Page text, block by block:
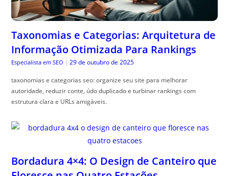
Taxonomias e Categorias: Arquitetura de
Informação Otimizada Para Rankings
Especialista em SEO | 29 de outubro de 2025
taxonomias e categorias seo: organize seu site para melhorar
autoridade, reduzir conte, údo duplicado e turbinar rankings com
estrutura clara e URLs amigáveis.
Bordadura 4×4: O Design de Canteiro que